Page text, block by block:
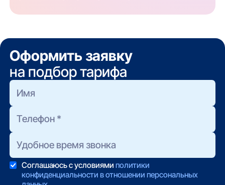
Оформить заявку
на подбор тарифа
Соглашаюсь с условиями политики
конфиденциальности в отношении персональных